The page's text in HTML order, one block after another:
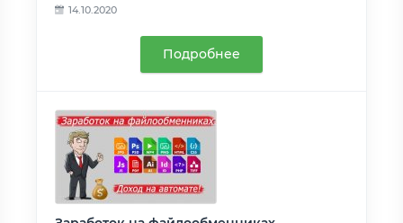
14.10.2020
Подробнее